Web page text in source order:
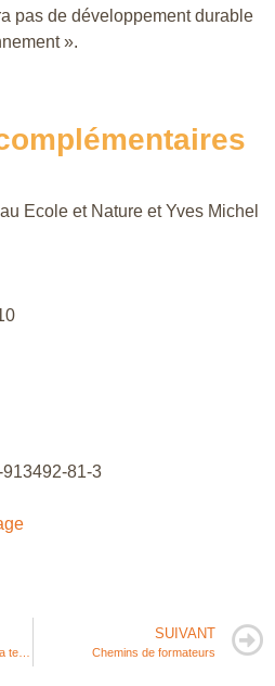
pas de développement durable
».
Ecole et Nature et Yves Michel
913492-81-3
SUIVANT
Chemins de formateurs